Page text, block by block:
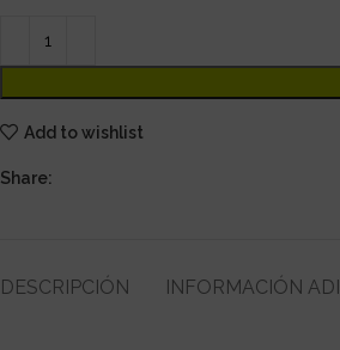
Add to wishlist
Share:
DESCRIPCIÓN INFORMACIÓN